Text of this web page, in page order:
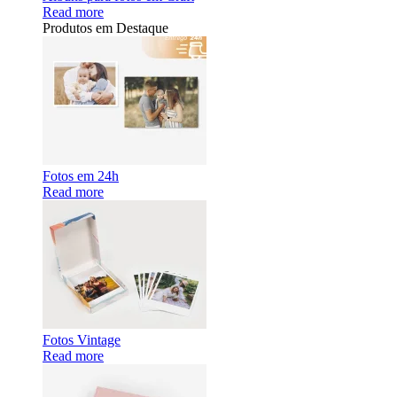
Read more
Produtos em Destaque
Fotos em 24h
Read more
Fotos Vintage
Read more